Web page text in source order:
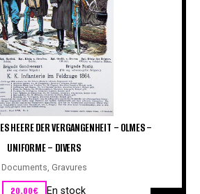
HEERE DER VERGANGENHEIT – OLMES –
UNIFORME – DIVERS
Documents, Gravures
20,00€ En stock